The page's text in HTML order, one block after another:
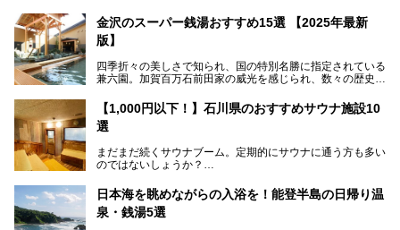
───
提供元：大江戸温泉物語ホテルズ＆リゾーツ株式会社【P
この記事は大江戸温泉物語 あわづグランドホテルのPR記事
です。
いやでもね、暑いし汗や砂埃でドロドロになるしうるさくて
夜は寝られないし、若い時はそういうのが良かったんですけ
今、もうちょっと気楽なフェスはないかな、と探してたらあ
りましたよ！
「加賀温泉郷フェス 2017」が石川県・山代温泉の瑠璃光を
全館貸し切って開催！
れちゃう！なんということでしょう！！
金沢のスーパー銭湯おすすめ15選 【2025年最新
版】
四季折々の美しさで知られ、国の特別名勝に指定されている
兼六園。加賀百万石前田家の威光を感じられ、数々の歴史的
ア。国内でも特に人気の観光地の1つです。北陸新幹線で東
京から約2時間30分と、首都圏からアクセスしやすい立地も
魅力ですね。
り、観光に加えて温泉もぜひ楽しみたいところ。金沢エリア
でおすすめのスーパー銭湯をご紹介します。
【1,000円以下！】石川県のおすすめサウナ施設10
選
まだまだ続くサウナブーム。定期的にサウナに通う方も多い
のではないしょうか？
今回はそんなサウナによく行く人もこれから楽しむ人も格安
で楽しめるサウナを紹介します。
日本海を眺めながらの入浴を！能登半島の日帰り温
泉・銭湯5選